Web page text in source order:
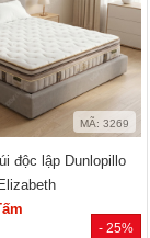
- 25%
MÃ: 3269
độc lập Dunlopillo
Elizabeth